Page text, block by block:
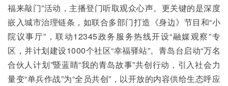
福来敲门”活动，主播登门听取观众心声。更关键的是深度
嵌入城市治理链条，如联合多部门打造《身边》节目和“小
院议事厅”，联动12345政务服务热线开设“融媒观察”专
区，并计划建设1000个社区“幸福驿站”。青岛台启动“万名
合伙人计划”暨蓝睛“我的青岛故事”共创行动，引入社会力
量变“单兵作战”为“全员共创”，以开放的内容供给生态呼应